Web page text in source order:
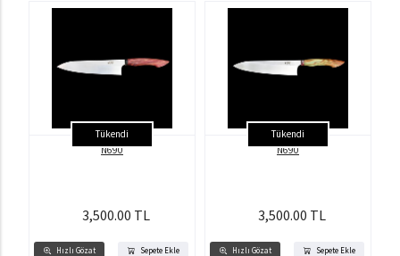
Tükendi
Hızlı Gözat Sepete Ekle
N690
3,500.00 TL
Tükendi
Hızlı Gözat Sepete Ekle
N690
3,500.00 TL